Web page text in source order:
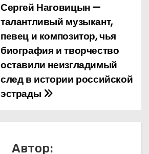
Сергей Наговицын —
талантливый музыкант,
певец и композитор, чья
биография и творчество
оставили неизгладимый
след в истории российской
эстрады
Автор: